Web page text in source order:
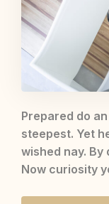
Prepared do
steepest. Yet
wished nay.
Now curiosity